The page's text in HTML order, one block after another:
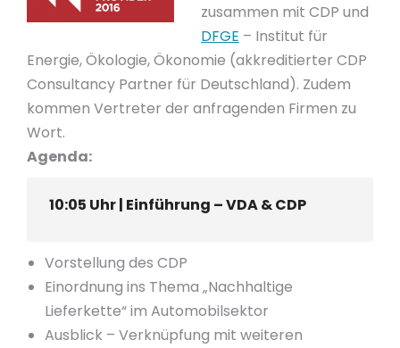
zusammen mit CDP und
DFGE – Institut für
Energie, Ökologie, Ökonomie (akkreditierter CDP
Consultancy Partner für Deutschland). Zudem
kommen Vertreter der anfragenden Firmen zu
Wort.
Agenda:
10:05 Uhr | Einführung – VDA & CDP
Vorstellung des CDP
Einordnung ins Thema „Nachhaltige
Lieferkette“ im Automobilsektor
Ausblick – Verknüpfung mit weiteren